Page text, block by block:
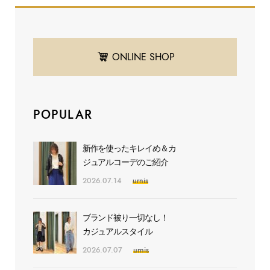
ONLINE SHOP
POPULAR
新作を使ったキレイめ＆カ
ジュアルコーデのご紹介
2026.07.14 urnis
ブランド被り一切なし！
カジュアルスタイル
2026.07.07 urnis